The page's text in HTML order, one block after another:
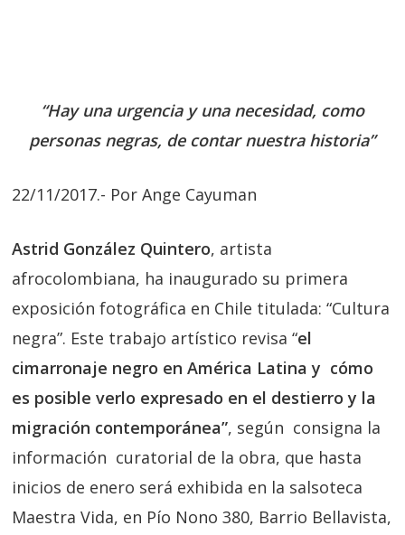
“Hay una urgencia y una necesidad, como
personas negras, de contar nuestra historia”
22/11/2017.- Por Ange Cayuman
Astrid González Quintero, artista
afrocolombiana, ha inaugurado su primera
exposición fotográfica en Chile titulada: “Cultura
negra”. Este trabajo artístico revisa “el
cimarronaje negro en América Latina y cómo
es posible verlo expresado en el destierro y la
migración contemporánea”, según consigna la
información curatorial de la obra, que hasta
inicios de enero será exhibida en la salsoteca
Maestra Vida, en Pío Nono 380, Barrio Bellavista,